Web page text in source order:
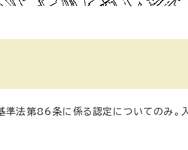
準法第86条に係る認定についてのみ。